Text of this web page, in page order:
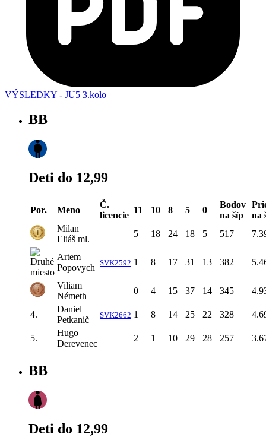
VÝSLEDKY - JU5 3.kolo
BB
Deti do 12,99
Por. Meno
Č.
licencie
11 10 8 5 0
Bodov
na šíp
na
Milan
Eliáš ml.
5 18 24 18 5 517
Artem
Popovych SVK2592 1 8 17 31 13 382
Viliam
Németh
0 4 15 37 14 345
4.
Daniel
Petkanič
SVK2662 1 8 14 25 22 328
5.
Hugo
Derevenec
2 1 10 29 28 257
BB
Deti do 12,99